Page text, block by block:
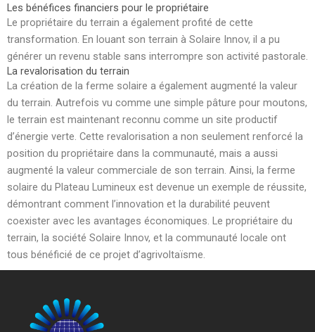
Les bénéfices financiers pour le propriétaire
Le propriétaire du terrain a également profité de cette
transformation. En louant son terrain à Solaire Innov, il a pu
générer un revenu stable sans interrompre son activité pastorale.
La revalorisation du terrain
La création de la ferme solaire a également augmenté la valeur
du terrain. Autrefois vu comme une simple pâture pour moutons,
le terrain est maintenant reconnu comme un site productif
d’énergie verte. Cette revalorisation a non seulement renforcé la
position du propriétaire dans la communauté, mais a aussi
augmenté la valeur commerciale de son terrain. Ainsi, la ferme
solaire du Plateau Lumineux est devenue un exemple de réussite,
démontrant comment l’innovation et la durabilité peuvent
coexister avec les avantages économiques. Le propriétaire du
terrain, la société Solaire Innov, et la communauté locale ont
tous bénéficié de ce projet d’agrivoltaïsme.